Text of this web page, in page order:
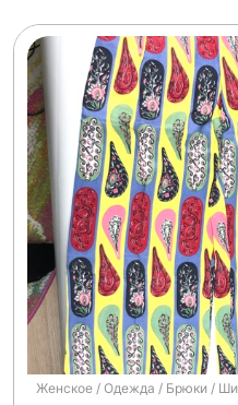
Женское / Одежда / Брюки /